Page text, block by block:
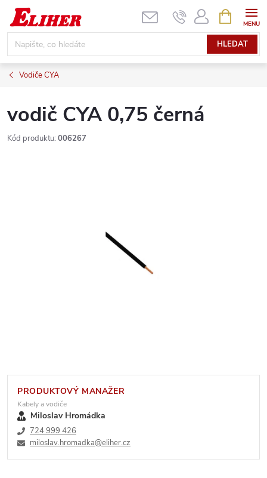
Přejít
obsah
HLEDAT
NÁKUPNÍ
KOŠÍK
Vodiče CYA
vodič CYA 0,75 černá
Kód produktu: 006267
PRODUKTOVÝ MANAŽER
Kabely a vodiče
Miloslav Hromádka
724 999 426
miloslav.hromadka@eliher.cz